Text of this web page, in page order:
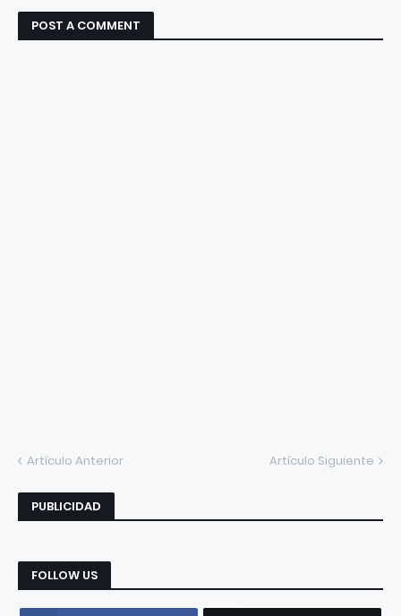
POST A COMMENT
Artículo Anterior Artículo Siguiente
PUBLICIDAD
FOLLOW US